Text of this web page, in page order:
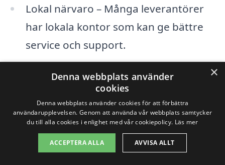
Lokal närvaro – Många leverantörer
har lokala kontor som kan ge bättre
service och support.
Genom vår plattform kan du enkelt
beställa flera erbjudanden på byta
elleverantör från både Gislaved och dess
omgivande städer. Ta kontroll över din
elförbrukning och hitta den elleverantör
×
Denna webbplats använder
cookies
Denna webbplats använder cookies för att förbättra
användarupplevelsen. Genom att använda vår webbplats samtycker
du till alla cookies i enlighet med vår cookiepolicy. Läs mer
ACCEPTERA ALLA AVVISA ALLT